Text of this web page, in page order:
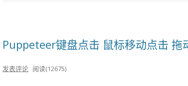
Puppeteer键盘点击 鼠标移动点击 拖
发表评论 阅读(12675)